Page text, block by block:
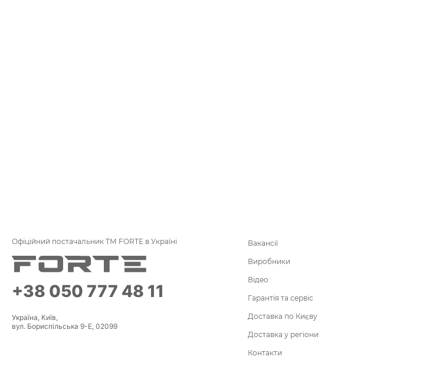
Офіційний постачальник ТМ FORTE в Україні
+38 050 777 48 11
Україна, Київ,
вул. Бориспільська 9-Е, 02099
Вакансії
Виробники
Відео
Гарантія та сервіс
Доставка по Києву
Доставка у регіони
Контакти